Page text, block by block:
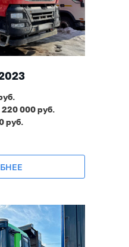
220 000 руб.
руб.